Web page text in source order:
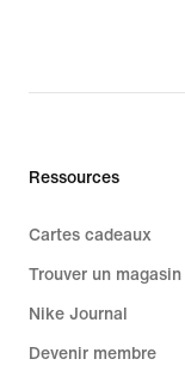
Ressources
Cartes cadeaux
Trouver un magasin
Nike Journal
Devenir membre